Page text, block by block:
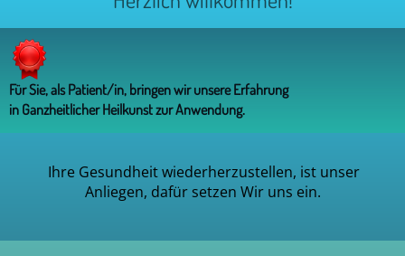
Für Sie, als Patient/in, bringen wir unsere Erfahrung
in Ganzheitlicher Heilkunst zur Anwendung.
Ihre Gesundheit wiederherzustellen, ist unser
Anliegen, dafür setzen Wir uns ein.